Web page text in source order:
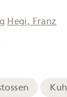
Hegi, Franz
Kuh